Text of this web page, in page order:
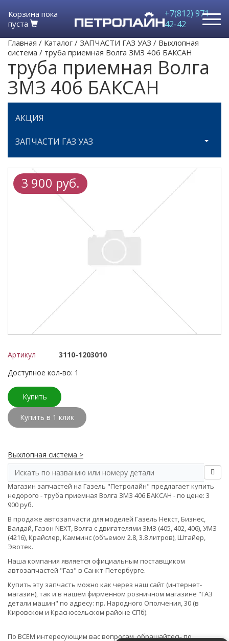
Корзина пока
пуста
+7(812) 971-
42-42
Главная / Каталог / ЗАПЧАСТИ ГАЗ УАЗ / Выхлопная
система / труба приемная Волга ЗМЗ 406 БАКСАН
труба приемная Волга
ЗМЗ 406 БАКСАН
АКЦИЯ
ЗАПЧАСТИ ГАЗ УАЗ
3 900 руб.
Артикул
3110-1203010
Доступное кол-во: 1
Купить
Купить в 1 клик
Выхлопная система >
Магазин запчастей на Газель "Петролайн" предлагает купить
недорого - труба приемная Волга ЗМЗ 406 БАКСАН - по цене: 3
900 руб.
В продаже автозапчасти для моделей Газель Некст, Бизнес,
Валдай, Газон NEXT, Волга с двигателями ЗМЗ (405, 402, 406), УМЗ
(4216), Крайслер, Камминс (объемом 2.8, 3.8 литров), Штайер,
Эвотек.
Наша компания является официальным поставщиком
автозапчастей "Газ" в Санкт-Петербурге.
Купить эту запчасть можно как через наш сайт (интернет-
магазин), так и в нашем фирменном розничном магазине "ГАЗ
детали машин" по адресу: пр. Народного Ополчения, 30 (в
Кировском и Красносельском районе СПб).
По ВСЕМ интересующим вас вопросам, обращайтесь по